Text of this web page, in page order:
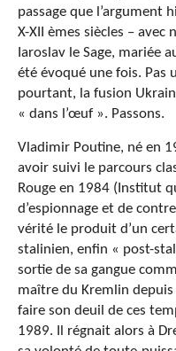
passage que l’argument
X-XII èmes siècles –
Iaroslav le Sage, mariée
été évoqué une fois. Pas
pourtant, la fusion
« dans l’œuf ». Passons.
Vladimir Poutine, né en
avoir suivi le parcours
Rouge en 1984 (Institut
d’espionnage et de
vérité le produit d’un
stalinien, enfin « post-
sortie de sa gangue
maître du Kremlin depuis
faire son deuil de ces
1989. Il régnait alors à